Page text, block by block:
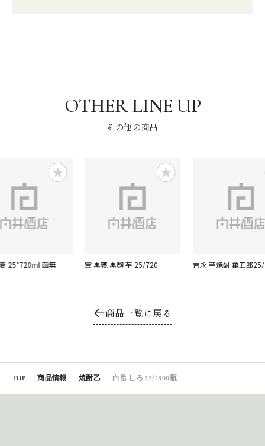
その他の商品
25°720ml 函無 宝 黒甕 黒麹 芋 25/720 吉永 芋焼酎 亀五郎
商品一覧に戻る
TOP 商品情報 焼酎乙 白岳 しろ 25/1800瓶